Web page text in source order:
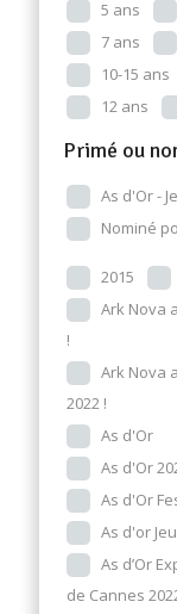
5 ans
7 ans
10-15 ans
12 ans
Primé ou
As d'Or -
Nominé
2015
Ark Nova
!
Ark Nova
2022 !
As d'Or
As d'Or
As d'Or
As d'or
As d’Or
de Cannes